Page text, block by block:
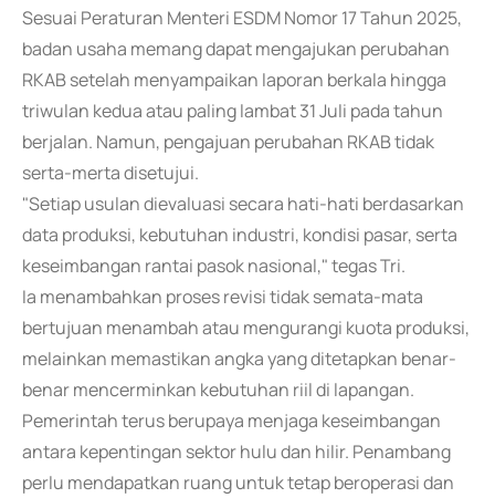
Sesuai Peraturan Menteri ESDM Nomor 17 Tahun 2025,
badan usaha memang dapat mengajukan perubahan
RKAB setelah menyampaikan laporan berkala hingga
triwulan kedua atau paling lambat 31 Juli pada tahun
berjalan. Namun, pengajuan perubahan RKAB tidak
serta-merta disetujui.
"Setiap usulan dievaluasi secara hati-hati berdasarkan
data produksi, kebutuhan industri, kondisi pasar, serta
keseimbangan rantai pasok nasional," tegas Tri.
Ia menambahkan proses revisi tidak semata-mata
bertujuan menambah atau mengurangi kuota produksi,
melainkan memastikan angka yang ditetapkan benar-
benar mencerminkan kebutuhan riil di lapangan.
Pemerintah terus berupaya menjaga keseimbangan
antara kepentingan sektor hulu dan hilir. Penambang
perlu mendapatkan ruang untuk tetap beroperasi dan